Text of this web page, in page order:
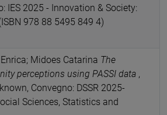
IES 2025 - Innovation & Society:
978 88 5495 849 4)
Midoes Catarina The
perceptions using PASSI data ,
Convegno: DSSR 2025-
Sciences, Statistics and